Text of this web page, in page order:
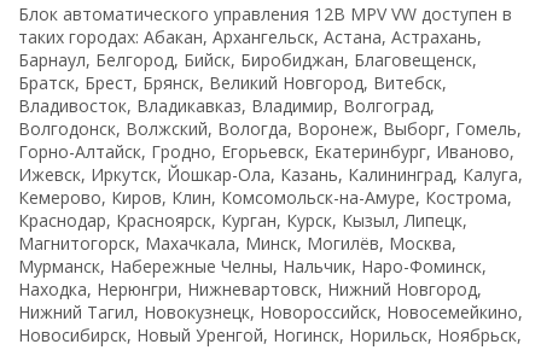
Блок автоматического управления 12В MPV VW доступен в
таких городах: Абакан, Архангельск, Астана, Астрахань,
Барнаул, Белгород, Бийск, Биробиджан, Благовещенск,
Братск, Брест, Брянск, Великий Новгород, Витебск,
Владивосток, Владикавказ, Владимир, Волгоград,
Волгодонск, Волжский, Вологда, Воронеж, Выборг, Гомель,
Горно-Алтайск, Гродно, Егорьевск, Екатеринбург, Иваново,
Ижевск, Иркутск, Йошкар-Ола, Казань, Калининград, Калуга,
Кемерово, Киров, Клин, Комсомольск-на-Амуре, Кострома,
Краснодар, Красноярск, Курган, Курск, Кызыл, Липецк,
Магнитогорск, Махачкала, Минск, Могилёв, Москва,
Мурманск, Набережные Челны, Нальчик, Наро-Фоминск,
Находка, Нерюнгри, Нижневартовск, Нижний Новгород,
Нижний Тагил, Новокузнецк, Новороссийск, Новосемейкино,
Новосибирск, Новый Уренгой, Ногинск, Норильск, Ноябрьск,